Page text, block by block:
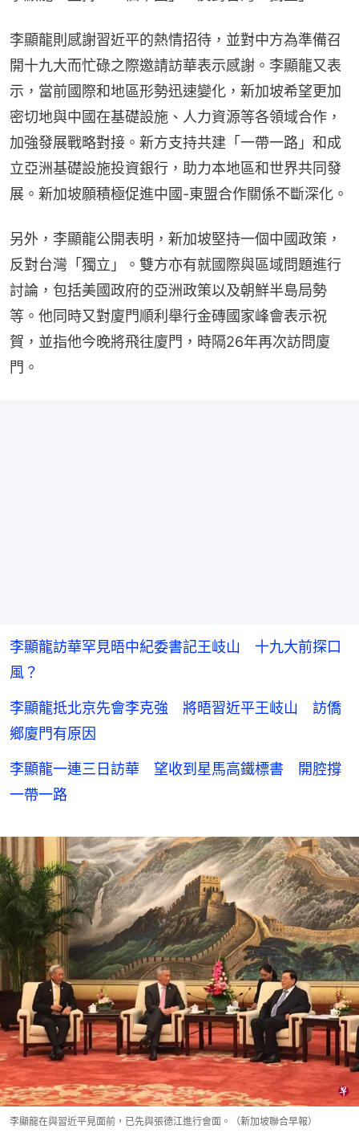
李顯龍則感謝習近平的熱情招待，並對中方為準備召
開十九大而忙碌之際邀請訪華表示感謝。李顯龍又表
示，當前國際和地區形勢迅速變化，新加坡希望更加
密切地與中國在基礎設施、人力資源等各領域合作，
加強發展戰略對接。新方支持共建「一帶一路」和成
立亞洲基礎設施投資銀行，助力本地區和世界共同發
展。新加坡願積極促進中國-東盟合作關係不斷深化。
另外，李顯龍公開表明，新加坡堅持一個中國政策，
反對台灣「獨立」。雙方亦有就國際與區域問題進行
討論，包括美國政府的亞洲政策以及朝鮮半島局勢
等。他同時又對廈門順利舉行金磚國家峰會表示祝
賀，並指他今晚將飛往廈門，時隔26年再次訪問廈
門。
李顯龍訪華罕見晤中紀委書記王岐山 十九大前探口
風？
李顯龍抵北京先會李克強 將晤習近平王岐山 訪僑
鄉廈門有原因
李顯龍一連三日訪華 望收到星馬高鐵標書 開腔撐
一帶一路
李顯龍在與習近平見面前，已先與張德江進行會面。（新加坡聯合早報）